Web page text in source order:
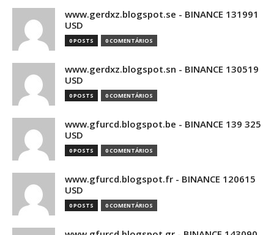
www.gerdxz.blogspot.se - BINANCE 131991
USD
0 POSTS 0 COMENTÁRIOS
www.gerdxz.blogspot.sn - BINANCE 130519
USD
0 POSTS 0 COMENTÁRIOS
www.gfurcd.blogspot.be - BINANCE 139 325
USD
0 POSTS 0 COMENTÁRIOS
www.gfurcd.blogspot.fr - BINANCE 120615
USD
0 POSTS 0 COMENTÁRIOS